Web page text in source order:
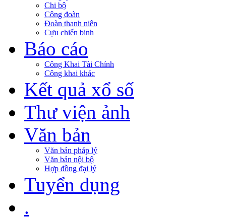
Chi bộ
Công đoàn
Đoàn thanh niên
Cựu chiến binh
Báo cáo
Công Khai Tài Chính
Công khai khác
Kết quả xổ số
Thư viện ảnh
Văn bản
Văn bản pháp lý
Văn bản nội bộ
Hợp đồng đại lý
Tuyển dụng
.